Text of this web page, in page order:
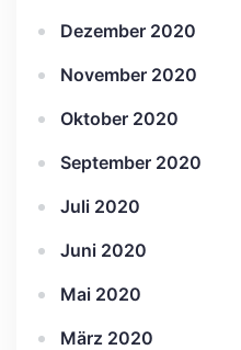
Dezember 2020
November 2020
Oktober 2020
September 2020
Juli 2020
Juni 2020
Mai 2020
März 2020